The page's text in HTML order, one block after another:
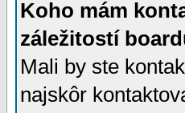
Koho mám
záležitostí
Mali by ste
najskôr